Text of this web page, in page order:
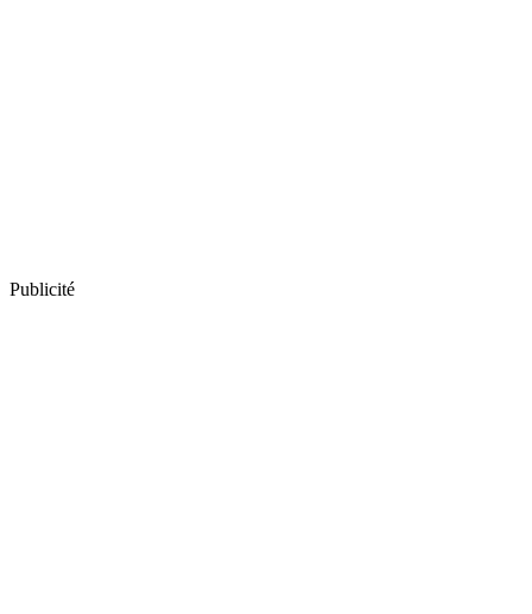
Publicité